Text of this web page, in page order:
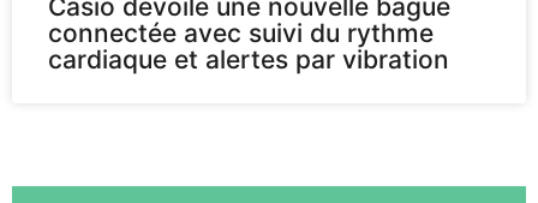
Casio dévoile une nouvelle bague
connectée avec suivi du rythme
cardiaque et alertes par vibration